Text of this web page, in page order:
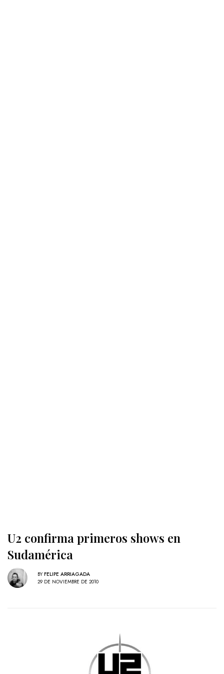
U2 confirma primeros shows en
Sudamérica
BY FELIPE ARRIAGADA
29 DE NOVIEMBRE DE 2010